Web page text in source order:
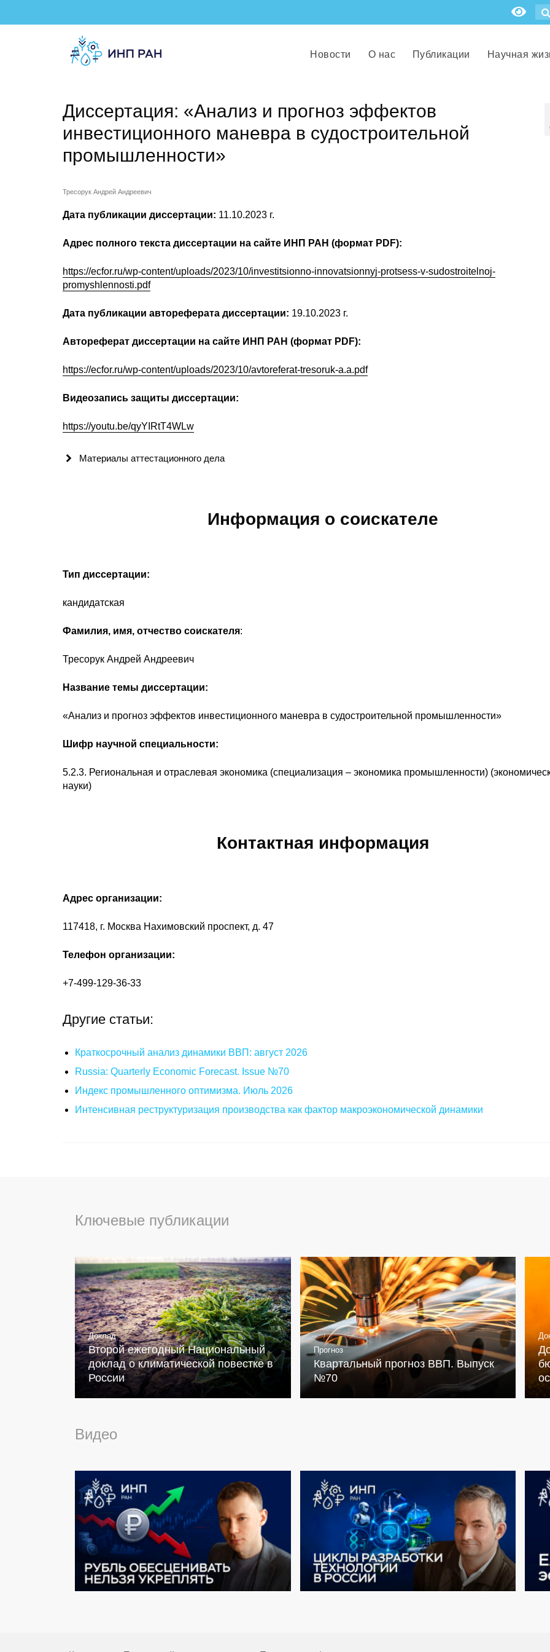
Новости О нас Публикации Научная
Диссертация: «Анализ и прогноз эффектов
инвестиционного маневра в судостроительной
промышленности»
Тресорук Андрей Андреевич
Дата публикации диссертации: 11.10.2023 г.
Адрес полного текста диссертации на сайте ИНП РАН (формат PDF):
https://ecfor.ru/wp-content/uploads/2023/10/investitsionno-innovatsionnyj-protsess-v-sudostroitelnoj-
promyshlennosti.pdf
Дата публикации автореферата диссертации: 19.10.2023 г.
Автореферат диссертации на сайте ИНП РАН (формат PDF):
https://ecfor.ru/wp-content/uploads/2023/10/avtoreferat-tresoruk-a.a.pdf
Видеозапись защиты диссертации:
https://youtu.be/qyYIRtT4WLw
Материалы аттестационного дела
Информация о соискателе
Тип диссертации:
кандидатская
Фамилия, имя, отчество соискателя:
Тресорук Андрей Андреевич
Название темы диссертации:
«Анализ и прогноз эффектов инвестиционного маневра в судостроительной промышленности»
Шифр научной специальности:
5.2.3. Региональная и отраслевая экономика (специализация – экономика промышленности)
науки)
Контактная информация
Адрес организации:
117418, г. Москва Нахимовский проспект, д. 47
Телефон организации:
+7-499-129-36-33
Другие статьи:
Краткосрочный анализ динамики ВВП: август 2026
Russia: Quarterly Economic Forecast. Issue №70
Индекс промышленного оптимизма. Июль 2026
Интенсивная реструктуризация производства как фактор макроэкономической динамики
Ключевые публикации
Доклад
Второй ежегодный Национальный
доклад о климатической повестке в
России
Прогноз
Квартальный прогноз ВВП. Выпуск
№70
Видео